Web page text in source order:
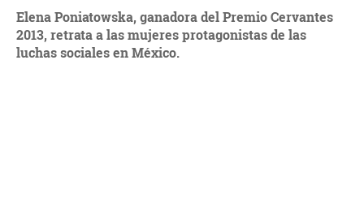
Elena Poniatowska, ganadora del Premio Cervantes
2013, retrata a las mujeres protagonistas de las
luchas sociales en México.